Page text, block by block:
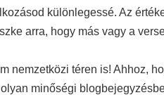
különlegessé. Az
arra, hogy más vagy a
nemzetközi téren is! Ahhoz,
minőségi